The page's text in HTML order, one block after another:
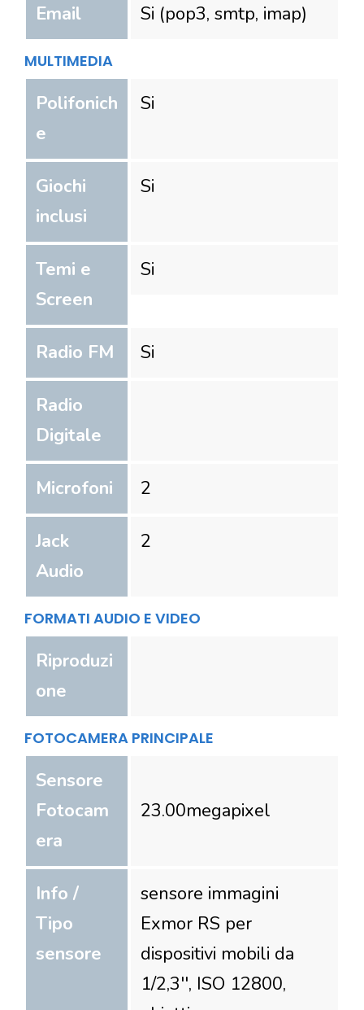
Email Si (pop3, smtp, imap)
MULTIMEDIA
Polifonich
e
Si
Giochi
inclusi
Si
Temi e
Screen
Si
Radio FM Si
Radio
Digitale
Microfoni 2
Jack
Audio
2
FORMATI AUDIO E VIDEO
Riproduzi
one
FOTOCAMERA PRINCIPALE
Sensore
Fotocam
era
23.00megapixel
Info /
Tipo
sensore
sensore immagini
Exmor RS per
dispositivi mobili da
1/2,3'', ISO 12800,